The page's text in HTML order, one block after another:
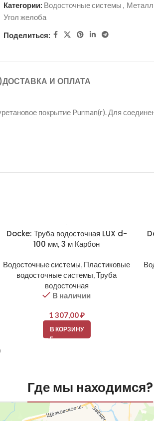
Категории: Водосточные системы ,
Угол желоба
Поделиться:
ДОСТАВКА И ОПЛАТА
покрытие Purman(r). Для
Docke: Труба водосточная LUX d-
100 мм, 3 м Карбон
Водосточные системы, Пластиковые
водосточные системы,Труба
водосточная
В наличии
1 307,00₽
В КОРЗИНУ
Где мы находимся?
Балашихе